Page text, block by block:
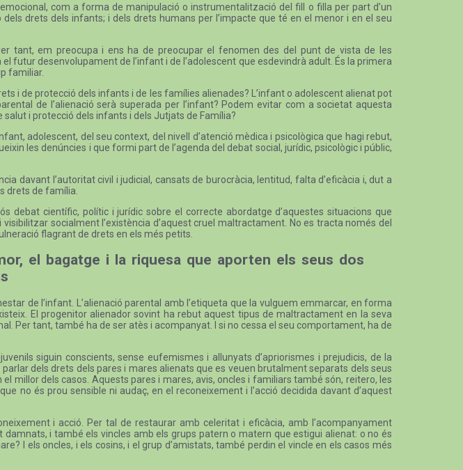
com a forma de manipulació o instrumentalització del fill o filla per part d’un
drets dels infants; i dels drets humans per l’impacte que té en el menor i en el seu
tant, em preocupa i ens ha de preocupar el fenomen des del punt de vista de les
futur desenvolupament de l’infant i de l’adolescent que esdevindrà adult. És la primera
familiar.
i de protecció dels infants i de les famílies alienades? L’infant o adolescent alienat pot
de l’alienació serà superada per l’infant? Podem evitar com a societat aquesta
i protecció dels infants i dels Jutjats de Família?
adolescent, del seu context, del nivell d’atenció mèdica i psicològica que hagi rebut,
les denúncies i que formi part de l’agenda del debat social, jurídic, psicològic i públic,
davant l’autoritat civil i judicial, cansats de burocràcia, lentitud, falta d’eficàcia i, dut a
drets de família.
debat científic, polític i jurídic sobre el correcte abordatge d’aquestes situacions que
socialment l’existència d’aquest cruel maltractament. No es tracta només del
flagrant de drets en els més petits.
el bagatge i la riquesa que aporten els seus dos
de l’infant. L’alienació parental amb l’etiqueta que la vulguem emmarcar, en forma
El progenitor alienador sovint ha rebut aquest tipus de maltractament en la seva
Per tant, també ha de ser atès i acompanyat. I si no cessa el seu comportament, ha de
siguin conscients, sense eufemismes i allunyats d’apriorismes i prejudicis, de la
dels drets dels pares i mares alienats que es veuen brutalment separats dels seus
millor dels casos. Aquests pares i mares, avis, oncles i familiars també són, reitero, les
no és prou sensible ni audaç, en el reconeixement i l’acció decidida davant d’aquest
i acció. Per tal de restaurar amb celeritat i eficàcia, amb l’acompanyament
i també els vincles amb els grups patern o matern que estigui alienat: o no és
I els oncles, i els cosins, i el grup d’amistats, també perdin el vincle en els casos més